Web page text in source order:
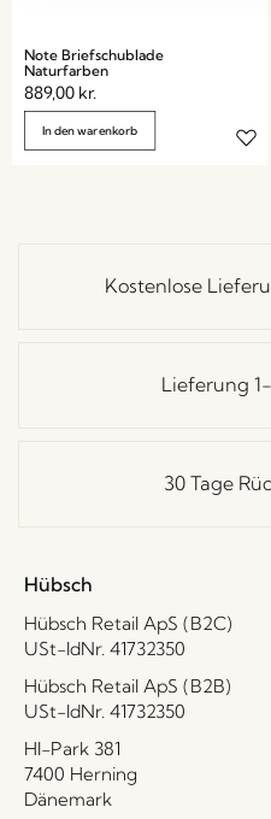
Note Briefschublade
Naturfarben
889,00 kr.
In den warenkorb
Kostenlose
Lieferung
30 Tage
Hübsch
Hübsch Retail ApS (B2C)
USt-IdNr. 41732350
Hübsch Retail ApS (B2B)
USt-IdNr. 41732350
HI-Park 381
7400 Herning
Dänemark